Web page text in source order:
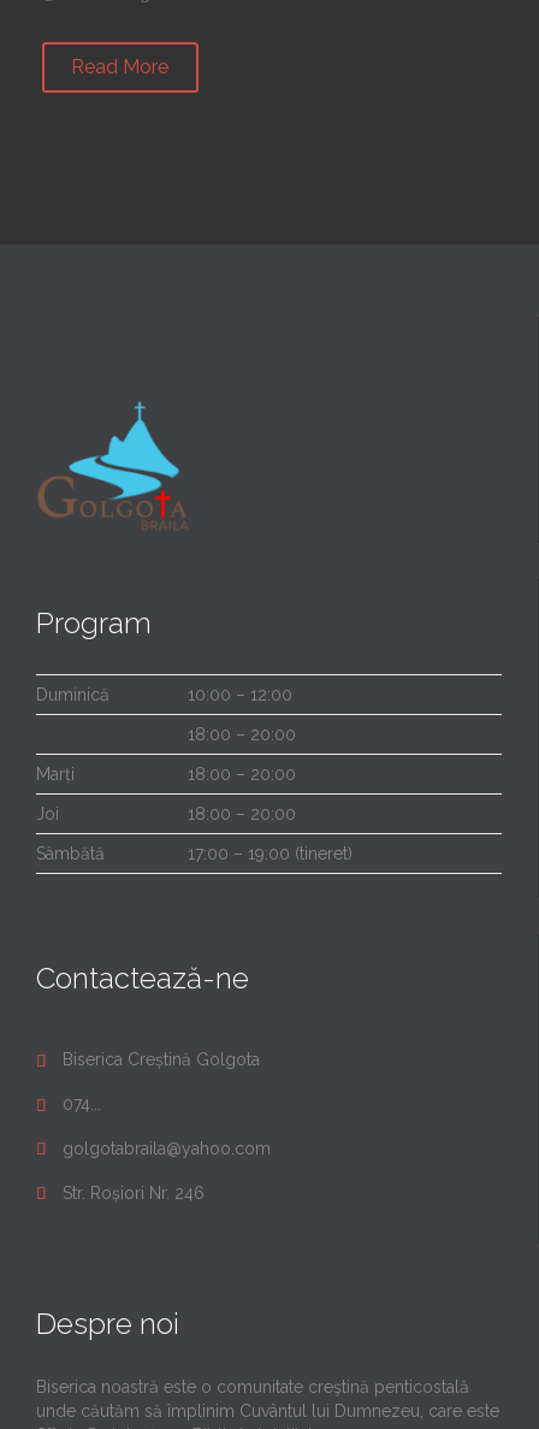
Read More
Program
Duminică 10:00 – 12:00
18:00 – 20:00
Marți 18:00 – 20:00
Joi 18:00 – 20:00
Sâmbătă 17:00 – 19:00 (tineret)
Contactează-ne
 Biserica Creștină Golgota
 074...
 golgotabraila@yahoo.com
 Str. Roșiori Nr. 246
Despre noi
Biserica noastră este o comunitate creştină penticostală
unde căutăm să împlinim Cuvântul lui Dumnezeu, care este